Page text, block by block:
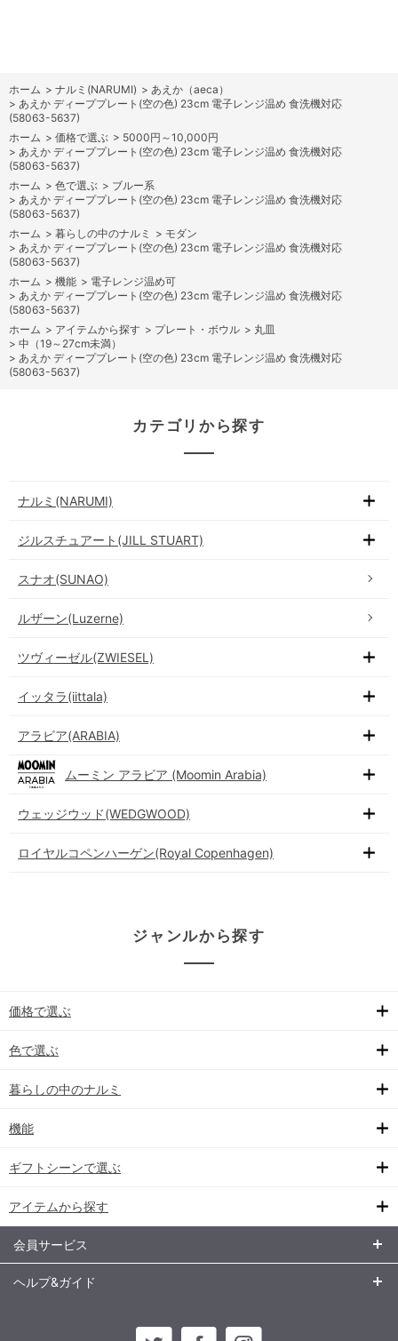
ホーム > ナルミ(NARUMI) > あえか（aeca）
> あえか ディーププレート(空の色) 23cm 電子レンジ温め 食洗機対応
(58063-5637)
ホーム > 価格で選ぶ > 5000円～10,000円
> あえか ディーププレート(空の色) 23cm 電子レンジ温め 食洗機対応
(58063-5637)
ホーム > 色で選ぶ > ブルー系
> あえか ディーププレート(空の色) 23cm 電子レンジ温め 食洗機対応
(58063-5637)
ホーム > 暮らしの中のナルミ > モダン
> あえか ディーププレート(空の色) 23cm 電子レンジ温め 食洗機対応
(58063-5637)
ホーム > 機能 > 電子レンジ温め可
> あえか ディーププレート(空の色) 23cm 電子レンジ温め 食洗機対応
(58063-5637)
ホーム > アイテムから探す > プレート・ボウル > 丸皿
> 中（19～27cm未満）
> あえか ディーププレート(空の色) 23cm 電子レンジ温め 食洗機対応
(58063-5637)
カテゴリから探す
ナルミ(NARUMI)
ジルスチュアート(JILL STUART)
スナオ(SUNAO)
ルザーン(Luzerne)
ツヴィーゼル(ZWIESEL)
イッタラ(iittala)
アラビア(ARABIA)
ムーミン アラビア (Moomin Arabia)
ウェッジウッド(WEDGWOOD)
ロイヤルコペンハーゲン(Royal Copenhagen)
ジャンルから探す
価格で選ぶ
色で選ぶ
暮らしの中のナルミ
機能
ギフトシーンで選ぶ
アイテムから探す
会員サービス
ヘルプ&ガイド